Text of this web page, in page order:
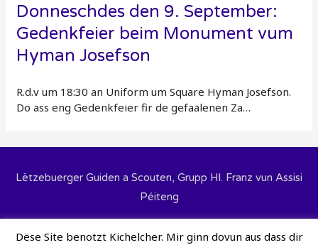
Donneschdes den 9. September:
Gedenkfeier beim Monument vum
Hyman Josefson
R.d.v um 18:30 an Uniform um Square Hyman Josefson.
Do ass eng Gedenkfeier fir de gefaalenen Za…
Lëtzebuerger Guiden a Scouten, Grupp Hl. Franz vun Assisi
Péiteng
Dëse Site benotzt Kichelcher. Mir ginn dovun aus dass dir